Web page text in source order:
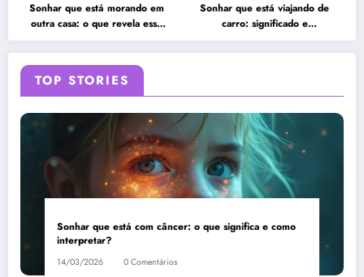
Sonhar que está morando em
outra casa: o que revela esse
sonho?
Sonhar que está viajando de
carro: significado e
interpretação
TOP STORIES
Sonhar que está com câncer: o que significa e como
interpretar?
14/03/2026 0 Comentários